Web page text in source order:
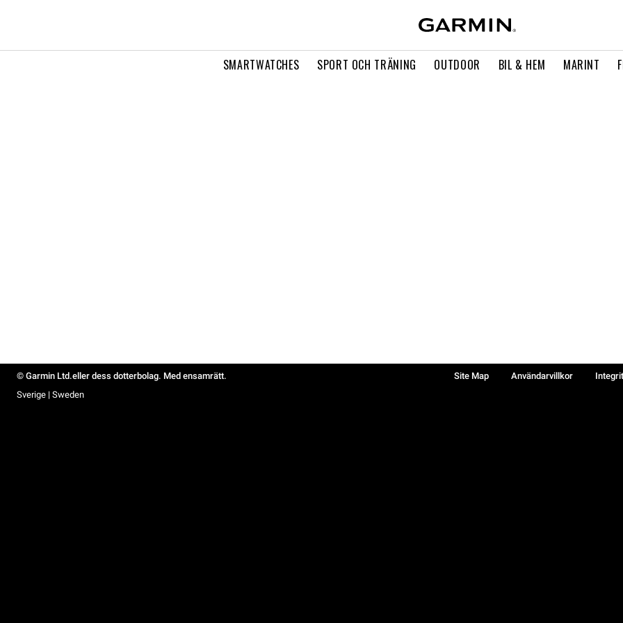
SMARTWATCHES SPORT OCH TRÄNING OUTDOOR BIL & HEM MARINT
© Garmin Ltd.eller dess dotterbolag. Med ensamrätt. Site Map Användarvillkor
Sverige | Sweden